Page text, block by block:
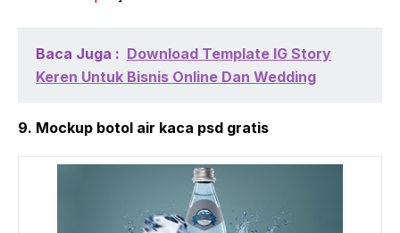
Baca Juga : Download Template IG Story
Keren Untuk Bisnis Online Dan Wedding
9. Mockup botol air kaca psd gratis